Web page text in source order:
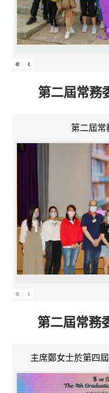
« ‹
第二屆常
第二屆常
« ‹
第二屆常
主席鄭女士於第四